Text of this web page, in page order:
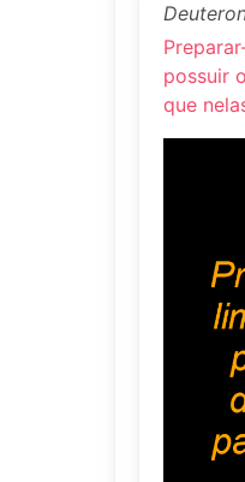
possuir
que